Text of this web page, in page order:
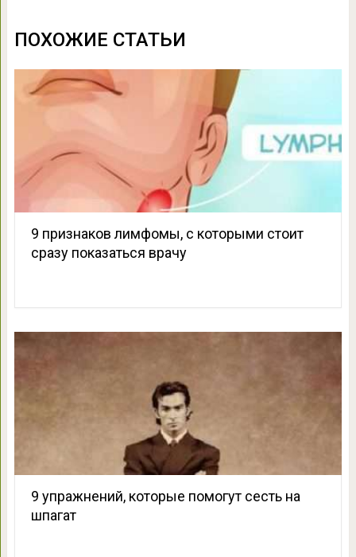
ПОХОЖИЕ СТАТЬИ
9 признаков лимфомы, с которыми стоит
сразу показаться врачу
9 упражнений, которые помогут сесть на
шпагат